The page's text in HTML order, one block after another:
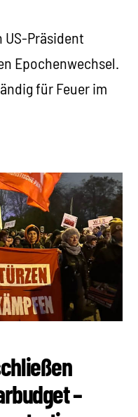
US-Präsident
Epochenwechsel.
für Feuer im
–